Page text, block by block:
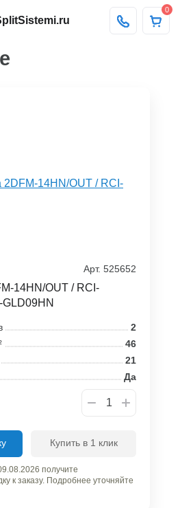
0
Арт. 525652
14HN/OUT / RCI-
2
46
21
Да
Купить в 1 клик
получите
к заказу. Подробнее уточняйте